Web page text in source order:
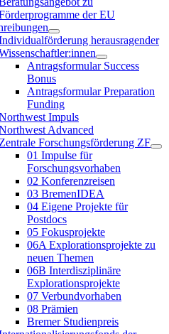
der EU
herausragender
Antragsformular Success
Bonus
Antragsformular Preparation
Funding
Impuls
Advanced
Zentrale Forschungsförderung ZF
01 Impulse für
Forschungsvorhaben
02 Konferenzreisen
03 BremenIDEA
04 Eigene Projekte für
Postdocs
05 Fokusprojekte
06A Explorationsprojekte zu
neuen Themen
06B Interdisziplinäre
Explorationsprojekte
07 Verbundvorhaben
08 Prämien
Bremer Studienpreis